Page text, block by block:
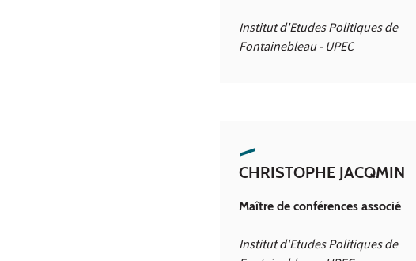
Institut d'Etudes Politiques de
Fontainebleau - UPEC
CHRISTOPHE JACQMIN
Maître de conférences associé
Institut d'Etudes Politiques de